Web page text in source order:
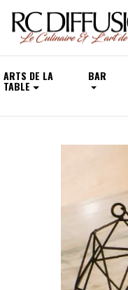
ARTS DE LA
TABLE
BAR